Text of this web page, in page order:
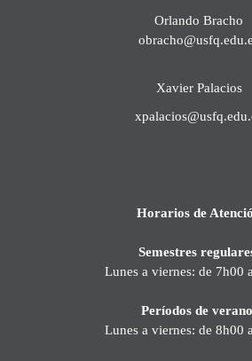
Orlando Bracho
Xavier Palacios
Horarios de
Semestres
Lunes a viernes: de 7h00
Períodos de
Lunes a viernes: de 8h00